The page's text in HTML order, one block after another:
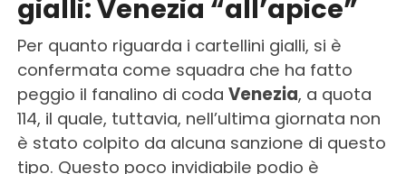
gialli: Venezia “all’apice”
Per quanto riguarda i cartellini gialli, si è
confermata come squadra che ha fatto
peggio il fanalino di coda Venezia, a quota
114, il quale, tuttavia, nell’ultima giornata non
è stato colpito da alcuna sanzione di questo
tipo. Questo poco invidiabile podio è